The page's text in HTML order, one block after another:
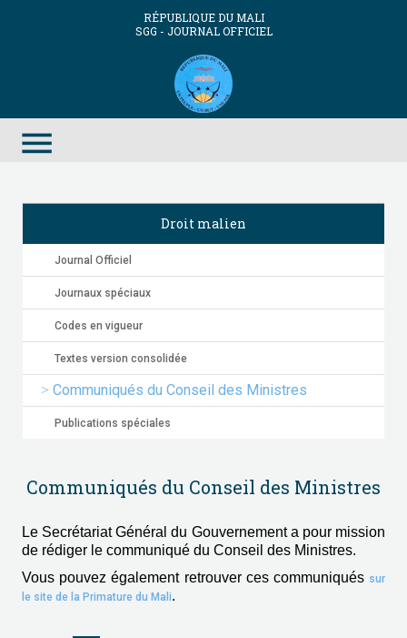
RÉPUBLIQUE DU MALI
SGG - JOURNAL OFFICIEL
menu
Droit malien
Journal Officiel
Journaux spéciaux
Codes en vigueur
Textes version consolidée
Communiqués du Conseil des Ministres
Publications spéciales
Communiqués du Conseil des Ministres
Le Secrétariat Général du Gouvernement a pour mission
de rédiger le communiqué du Conseil des Ministres.
Vous pouvez également retrouver ces communiqués sur
le site de la Primature du Mali.